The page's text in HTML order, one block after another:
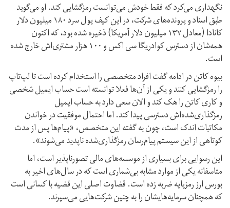
نگهداری می‌کرد که فقط خودش می‌توانست رمزگشایی کند. او می‌گوید
طبق اسناد و پرونده‌های شرکت، در این کیف پول سرد ۱۸۰ میلیون دلار
کانادا (معادل ۱۳۷ میلیون دلار آمریکا) ذخیره شده بود، که اکنون
همه‌شان از دسترس کوادریگا سی اکس و ۱۰۰ هزار مشتری‌اش خارج شده
است.
بیوه کاتن در ادامه گفت افراد متخصصی را استخدام کرده است تا لپ‌تاپ
را رمزگشایی کنند و یکی از آن‌ها فعلا توانسته است حساب ایمیل شخصی
و کاری کاتن را هک کند و الان سعی دارد به حساب ایمیل
رمزگذاری‌شده‌اش دسترسی پیدا کند. اما احتمال موفقیت در خواندن
مکاتبات اندک است، چون به گفته این متخصص، «پیام‌ها پس از مدت
کوتاهی از این سیستم پیام‌رسان رمزگذاری‌شده ناپدید می‌شوند».
این رسوایی برای بسیاری از موسسه‌های مالی تصور‌ناپذیر است، اما
متاسفانه یکی از موارد مشابه بی‌شماری است که در سال‌های اخیر به
بورس ارز رمزپایه ضربه زده است. قضاوت اصلی این قضیه با کسانی است
که همچنان سرمایه‌هایشان را به چنین شرکت‌هایی می‌سپرند.